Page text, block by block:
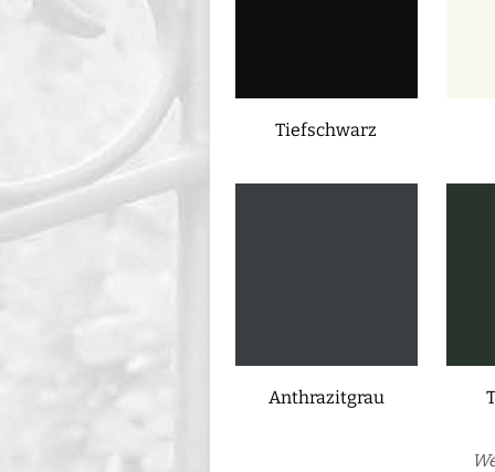
Tiefschwarz
Anthrazitgrau